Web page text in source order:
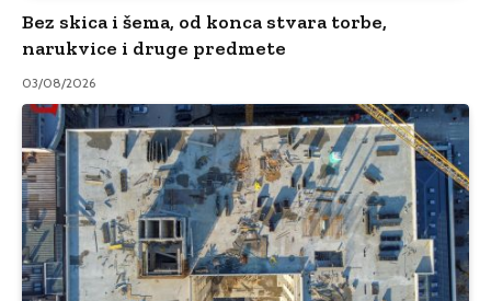
Bez skica i šema, od konca stvara torbe,
narukvice i druge predmete
03/08/2026